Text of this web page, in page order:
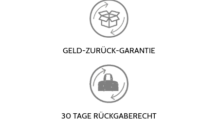
GELD-ZURÜCK-GARANTIE
30 TAGE RÜCKGABERECHT